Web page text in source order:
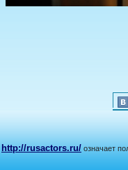
http://rusactors.ru/ означает